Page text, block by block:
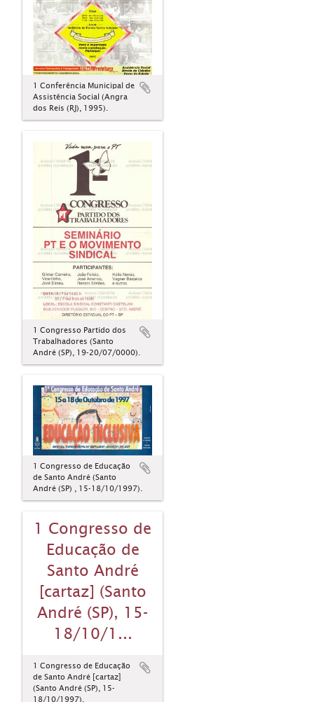
1 Conferência Municipal de
Assistência Social (Angra
dos Reis (RJ), 1995).
1 Congresso Partido dos
Trabalhadores (Santo
André (SP), 19-20/07/0000).
1 Congresso de Educação
de Santo André (Santo
André (SP) , 15-18/10/1997).
1 Congresso de
Educação de
Santo André
[cartaz] (Santo
André (SP), 15-
18/10/1...
1 Congresso de Educação
de Santo André [cartaz]
(Santo André (SP), 15-
18/10/1997).